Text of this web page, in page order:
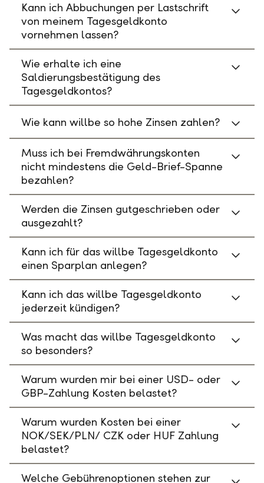
Kann ich Abbuchungen per Lastschrift
von meinem Tagesgeldkonto
vornehmen lassen?
Wie erhalte ich eine
Saldierungsbestätigung des
Tagesgeldkontos?
Wie kann willbe so hohe Zinsen zahlen?
Muss ich bei Fremdwährungskonten
nicht mindestens die Geld-Brief-Spanne
bezahlen?
Werden die Zinsen gutgeschrieben oder
ausgezahlt?
Kann ich für das willbe Tagesgeldkonto
einen Sparplan anlegen?
Kann ich das willbe Tagesgeldkonto
jederzeit kündigen?
Was macht das willbe Tagesgeldkonto
so besonders?
Warum wurden mir bei einer USD- oder
GBP-Zahlung Kosten belastet?
Warum wurden Kosten bei einer
NOK/SEK/PLN/ CZK oder HUF Zahlung
belastet?
Welche Gebührenoptionen stehen zur